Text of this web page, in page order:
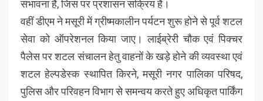
संभावना है, जिस पर प्रशासन सक्रिय है।
वहीं डीएम ने मसूरी में ग्रीष्मकालीन पर्यटन शुरू होने से पूर्व शटल
सेवा को ऑपरेशनल किया जाए। लाईब्रेरी चौक एवं पिक्चर
पैलेस पर शटल संचालन हेतु वाहनों के खड़े होने की व्यवस्था एवं
शटल हेल्पडेस्क स्थापित किरने, मसूरी नगर पालिका परिषद,
पुलिस और परिवहन विभाग से समन्वय करते हुए अधिकृत पार्किंग